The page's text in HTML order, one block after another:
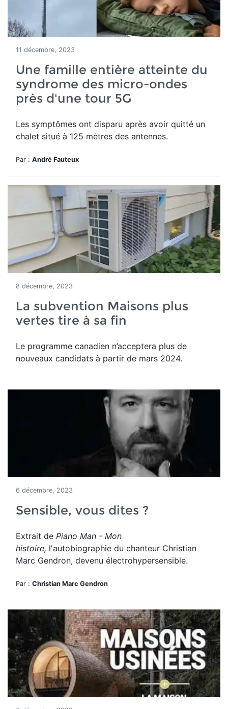
11 décembre, 2023
Une famille entière atteinte du
syndrome des micro-ondes
près d'une tour 5G
Les symptômes ont disparu après avoir quitté un
chalet situé à 125 mètres des antennes.
Par : André Fauteux
8 décembre, 2023
La subvention Maisons plus
vertes tire à sa fin
Le programme canadien n’acceptera plus de
nouveaux candidats à partir de mars 2024.
6 décembre, 2023
Sensible, vous dites ?
Extrait de Piano Man - Mon
histoire, l'autobiographie du chanteur Christian
Marc Gendron, devenu électrohypersensible.
Par : Christian Marc Gendron